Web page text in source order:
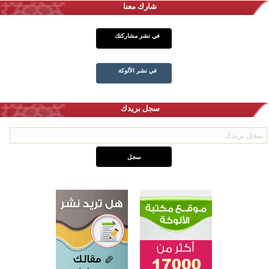
شارك معنا
في نشر مشاركتك
في نشر الألوكة
سجل بريدك